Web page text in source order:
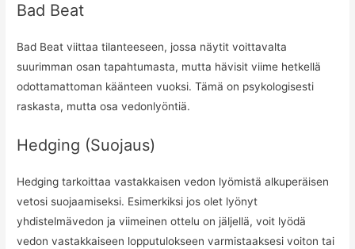
Bad Beat
Bad Beat viittaa tilanteeseen, jossa näytit voittavalta
suurimman osan tapahtumasta, mutta hävisit viime hetkellä
odottamattoman käänteen vuoksi. Tämä on psykologisesti
raskasta, mutta osa vedonlyöntiä.
Hedging (Suojaus)
Hedging tarkoittaa vastakkaisen vedon lyömistä alkuperäisen
vetosi suojaamiseksi. Esimerkiksi jos olet lyönyt
yhdistelmävedon ja viimeinen ottelu on jäljellä, voit lyödä
vedon vastakkaiseen lopputulokseen varmistaaksesi voiton tai